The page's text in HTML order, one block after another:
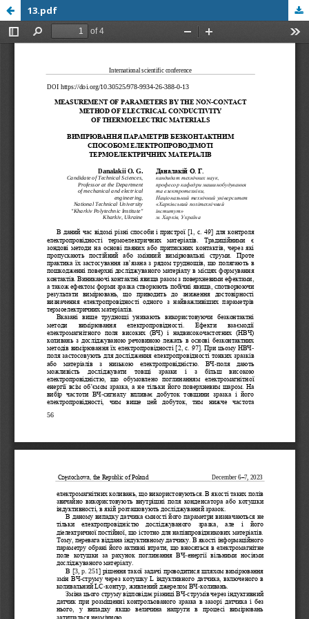
13.pdf